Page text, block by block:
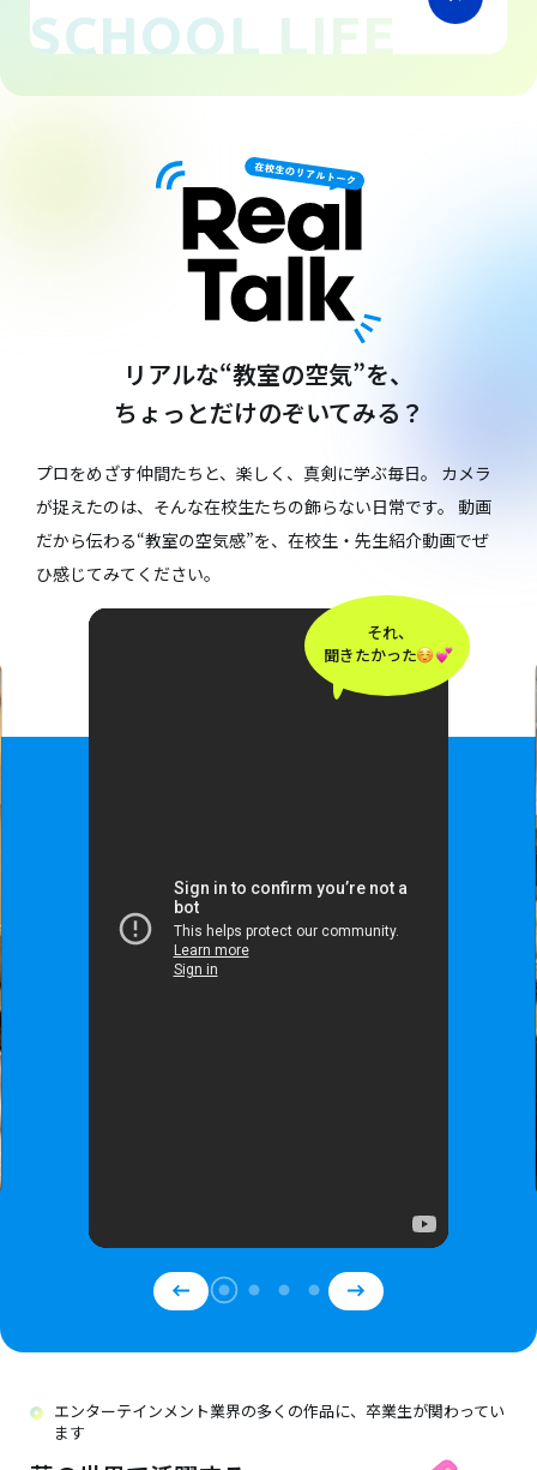
SCHOOL LIFE
リアルな“教室の空気”を、
ちょっとだけのぞいてみる？
プロをめざす仲間たちと、楽しく、真剣に学ぶ毎日。
カメラ
が捉えたのは、そんな在校生たちの飾らない日常です。
動画
だから伝わる“教室の空気感”を、在校生・先生紹介動画でぜ
ひ感じてみてください。
それ、
聞きたかった
エンターテインメント業界の多くの作品に、卒業生が関わってい
ます